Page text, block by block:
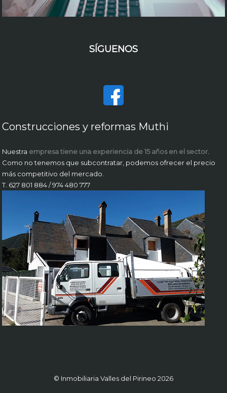
SÍGUENOS
Construcciones y reformas Muthi
Nuestra empresa tiene una experiencia de 15 años en el sector
Como no tenemos que subcontratar, podemos ofrecer el precio
más competitivo del mercado.
T. 627 801 884 / 974 480 777
© Inmobiliaria Valles del Pirineo 2026